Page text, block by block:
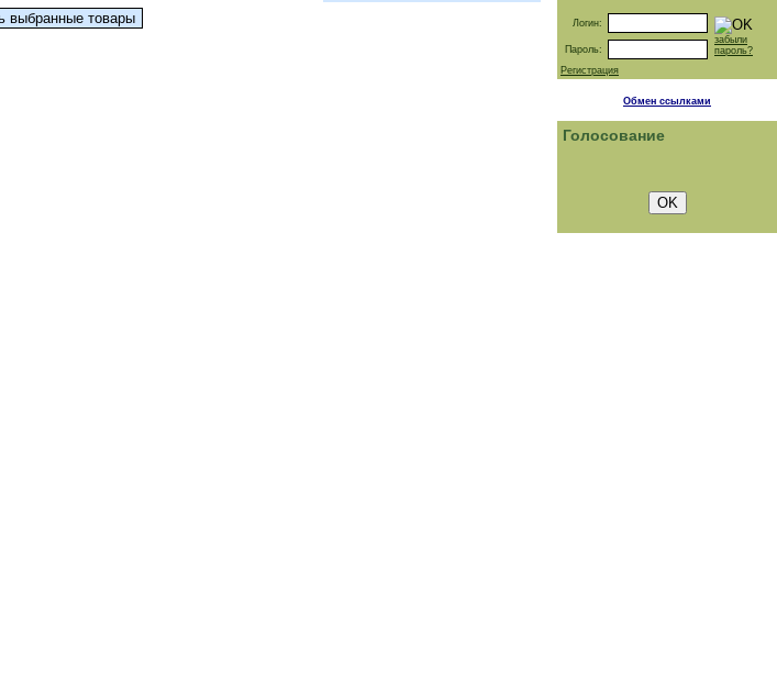
Логин:
Пароль:
забыли
пароль?
Регистрация
Обмен ссылками
Голосование